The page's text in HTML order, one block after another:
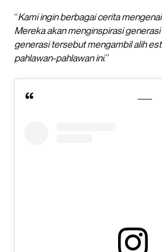
“Kami ingin berbagai cerita
Mereka akan menginspirasi
generasi tersebut mengambil alih
pahlawan-pahlawan ini.”